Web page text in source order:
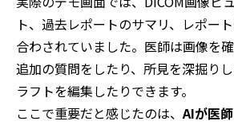
ト、過去レポートのサマリ、レポー
合わされていました。医師は画像を
追加の質問をしたり、所見を深掘り
ラフトを編集したりできます。
ここで重要だと感じたのは、AIが医